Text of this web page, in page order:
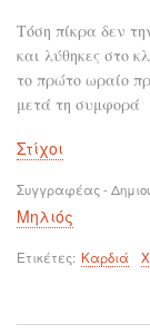
Τόση πίκρα δεν
και λύθηκες στο
το πρώτο ωραίο
μετά τη συμφορά
Στίχοι
Συγγραφέας -
Μηλιός
Ετικέτες Καρδιά